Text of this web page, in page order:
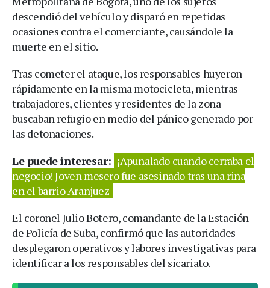
descendió del vehículo y disparó en repetidas
ocasiones contra el comerciante, causándole la
muerte en el sitio.
Tras cometer el ataque, los responsables huyeron
rápidamente en la misma motocicleta, mientras
trabajadores, clientes y residentes de la zona
buscaban refugio en medio del pánico generado por
las detonaciones.
Le puede interesar: ¡Apuñalado cuando cerraba el
negocio! Joven mesero fue asesinado tras una riña
en el barrio Aranjuez
El coronel Julio Botero, comandante de la Estación
de Policía de Suba, confirmó que las autoridades
desplegaron operativos y labores investigativas para
identificar a los responsables del sicariato.